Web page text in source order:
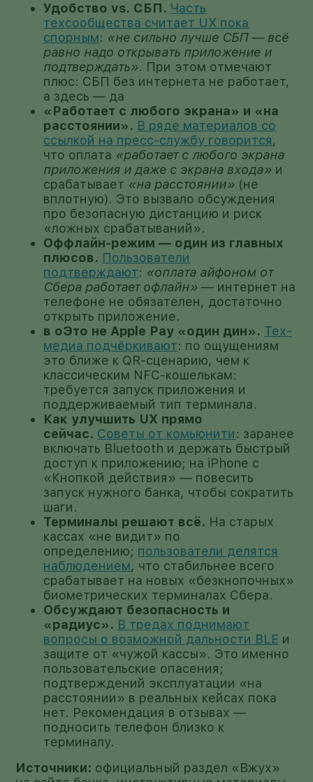
Удобство vs. СБП. Часть
техсообщества считает UX пока
спорным: «не сильно лучше СБП — всё
равно надо открывать приложение и
подтверждать». При этом отмечают
плюс: СБП без интернета не работает,
а здесь — да
«Работает с любого экрана» и «на
расстоянии». В ряде материалов со
ссылкой на пресс-службу говорится,
что оплата «работает с любого экрана
приложения и даже с экрана входа» и
срабатывает «на расстоянии» (не
вплотную). Это вызвало обсуждения
про безопасную дистанцию и риск
«ложных срабатываний».
Оффлайн-режим — один из главных
плюсов. Пользователи
подтверждают: «оплата айфоном от
Сбера работает офлайн» — интернет на
телефоне не обязателен, достаточно
открыть приложение.
в оЭто не Apple Pay «один дин». Тех-
медиа подчёркивают: по ощущениям
это ближе к QR-сценарию, чем к
классическим NFC-кошелькам:
требуется запуск приложения и
поддерживаемый тип терминала.
Как улучшить UX прямо
сейчас. Советы от комьюнити: заранее
включать Bluetooth и держать быстрый
доступ к приложению; на iPhone c
«Кнопкой действия» — повесить
запуск нужного банка, чтобы сократить
шаги.
Терминалы решают всё. На старых
кассах «не видит» по
определению; пользователи делятся
наблюдением, что стабильнее всего
срабатывает на новых «безкнопочных»
биометрических терминалах Сбера.
Обсуждают безопасность и
«радиус». В тредах поднимают
вопросы о возможной дальности BLE и
защите от «чужой кассы». Это именно
пользовательские опасения;
подтверждений эксплуатации «на
расстоянии» в реальных кейсах пока
нет. Рекомендация в отзывах —
подносить телефон близко к
терминалу.
Источники: официальный раздел «Вжух»